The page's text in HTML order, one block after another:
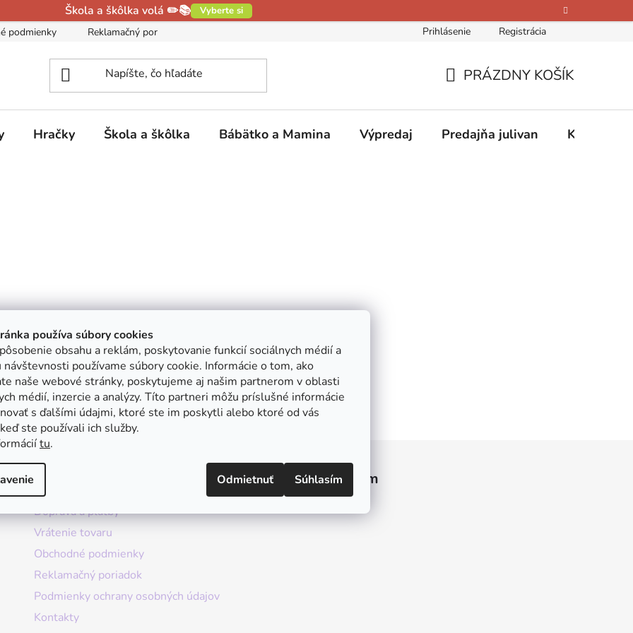
používa súbory cookies
obsahu a reklám, poskytovanie funkcií sociálnych médií a
návštevnosti používame súbory cookie. Informácie o tom, ako
naše webové stránky, poskytujeme aj našim partnerom v oblasti
médií, inzercie a analýzy. Títo partneri môžu príslušné informácie
s ďalšími údajmi, ktoré ste im poskytli alebo ktoré od vás
ste používali ich služby.
tu.
Odmietnuť Súhlasím
Škola a škôlka volá ✏️📚 Vyberte si
podmienky Reklamačný poriadok Kontakty O nás Hodnotenie obchodu
Prihlásenie Registrácia
KOŠÍK
PRÁZDNY KOŠÍK
Hračky Škola a škôlka Bábätko a Mamina Výpredaj Predajňa julivan Kontakty
Doprava a platby
Vrátenie tovaru
Obchodné podmienky
Reklamačný poriadok
Podmienky ochrany osobných údajov
Kontakty
Instagram